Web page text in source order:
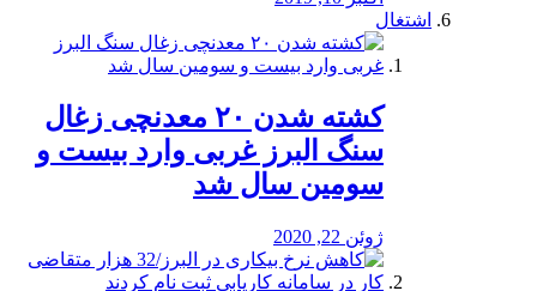
اشتغال
کشته شدن ۲۰ معدنچی زغال
سنگ البرز غربی وارد بیست و
سومین سال شد
ژوئن 22, 2020